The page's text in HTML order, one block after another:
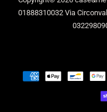
01888310032 Via